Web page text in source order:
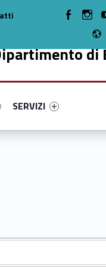
di
primary-88069-49
Link identifier #link-
SERVIZI
WebMan